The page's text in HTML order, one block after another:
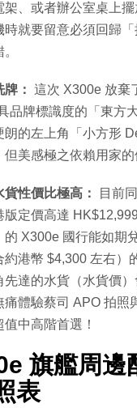
架、或者辦公室桌上
時就要留意必須回歸
： 這次 X300e 放棄
品牌標識度的「東方
朗的左上角「小方形
美感極之依賴用家的
性價比極高：
目前
版定價高達
的 X300e 國行能如期
約港幣 $4,300 左右）
先達的水貨（水貨價
痛體驗蔡司 APO 拍照
中高階首選！
旗艦周邊
表